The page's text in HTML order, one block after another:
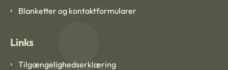
Blanketter og kontaktformularer
Links
Tilgængelighedserklæring